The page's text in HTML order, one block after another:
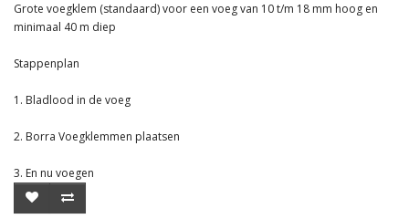
Grote voegklem (standaard) voor een voeg van 10 t/m 18 mm hoog en
minimaal 40 m diep
Stappenplan
1. Bladlood in de voeg
2. Borra Voegklemmen plaatsen
3. En nu voegen